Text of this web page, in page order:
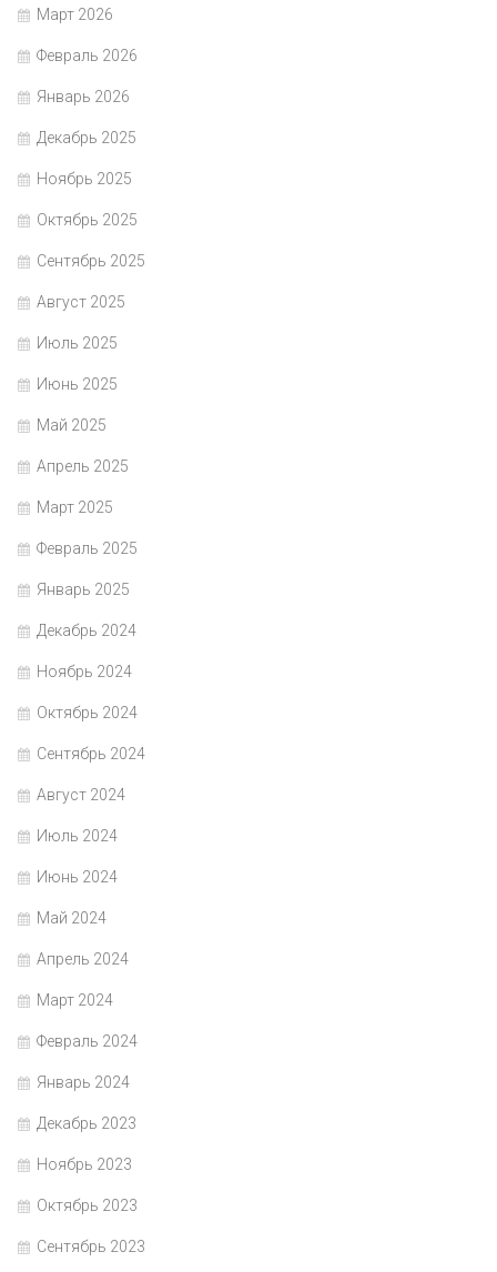
Март 2026
Февраль 2026
Январь 2026
Декабрь 2025
Ноябрь 2025
Октябрь 2025
Сентябрь 2025
Август 2025
Июль 2025
Июнь 2025
Май 2025
Апрель 2025
Март 2025
Февраль 2025
Январь 2025
Декабрь 2024
Ноябрь 2024
Октябрь 2024
Сентябрь 2024
Август 2024
Июль 2024
Июнь 2024
Май 2024
Апрель 2024
Март 2024
Февраль 2024
Январь 2024
Декабрь 2023
Ноябрь 2023
Октябрь 2023
Сентябрь 2023